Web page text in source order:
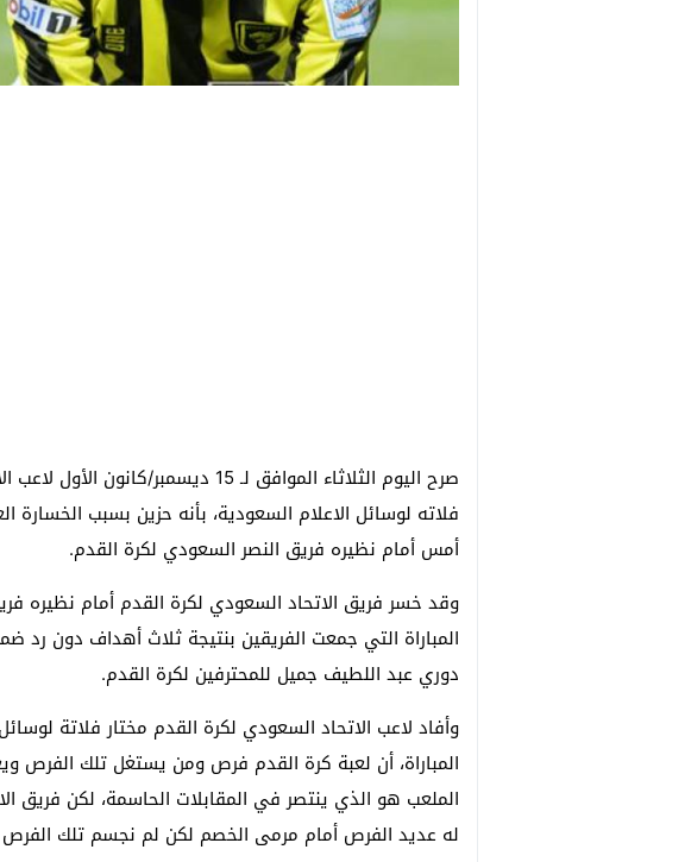
صرح اليوم الثلاثاء الموافق لـ 15
فلاته لوسائل الاعلام السعودية، بأنه حزين بسبب الخسارة
أمس أمام نظيره فريق النصر السعودي لكرة القدم.
وقد خسر فريق الاتحاد السعودي لكرة القدم أمام نظيره
المباراة التي جمعت الفريقين بنتيجة ثلاث أهداف دون رد
دوري عبد اللطيف جميل للمحترفين لكرة القدم.
وأفاد لاعب الاتحاد السعودي لكرة القدم مختار فلاتة
المباراة، أن لعبة كرة القدم فرص ومن يستغل تلك
الملعب هو الذي ينتصر في المقابلات الحاسمة، لكن فريق
له عديد الفرص أمام مرمى الخصم لكن لم نجسم تلك الفرص